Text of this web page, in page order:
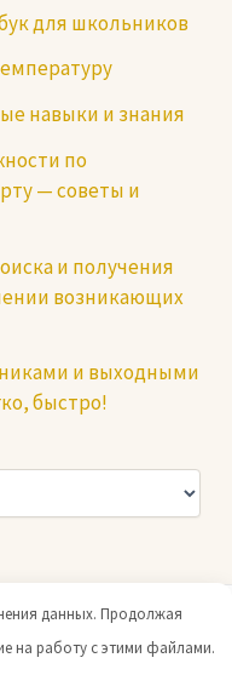
для школьников
навыки и знания
по
— советы и
и получения
возникающих
и выходными
быстро!
|При копировании
данных. Продолжая
на работу с этими файлами.